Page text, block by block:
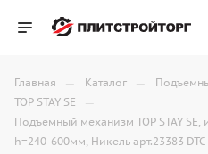
Главная — Каталог —
TOP STAY SE —
Подъемный механизм TOP STAY SE,
h=240-600мм, Никель арт.23383 DTC